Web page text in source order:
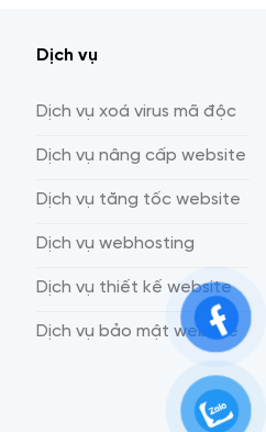
Dịch vụ
Dịch vụ xoá virus mã độc
Dịch vụ nâng cấp website
Dịch vụ tăng tốc website
Dịch vụ webhosting
Dịch vụ thiết kế website
Dịch vụ bảo mật website